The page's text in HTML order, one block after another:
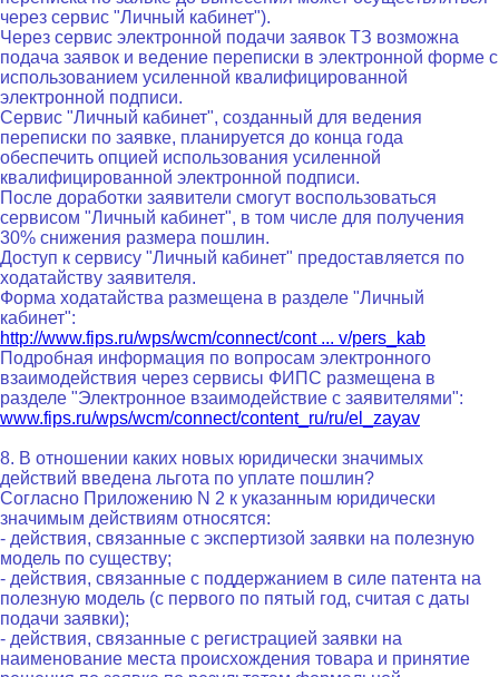
через сервис "Личный кабинет").
Через сервис электронной подачи заявок ТЗ возможна
подача заявок и ведение переписки в электронной форме с
использованием усиленной квалифицированной
электронной подписи.
Сервис "Личный кабинет", созданный для ведения
переписки по заявке, планируется до конца года
обеспечить опцией использования усиленной
квалифицированной электронной подписи.
После доработки заявители смогут воспользоваться
сервисом "Личный кабинет", в том числе для получения
30% снижения размера пошлин.
Доступ к сервису "Личный кабинет" предоставляется по
ходатайству заявителя.
Форма ходатайства размещена в разделе "Личный
кабинет":
http://www.fips.ru/wps/wcm/connect/cont ... v/pers_kab
Подробная информация по вопросам электронного
взаимодействия через сервисы ФИПС размещена в
разделе "Электронное взаимодействие с заявителями":
www.fips.ru/wps/wcm/connect/content_ru/ru/el_zayav
8. В отношении каких новых юридически значимых
действий введена льгота по уплате пошлин?
Согласно Приложению N 2 к указанным юридически
значимым действиям относятся:
- действия, связанные с экспертизой заявки на полезную
модель по существу;
- действия, связанные с поддержанием в силе патента на
полезную модель (с первого по пятый год, считая с даты
подачи заявки);
- действия, связанные с регистрацией заявки на
наименование места происхождения товара и принятие